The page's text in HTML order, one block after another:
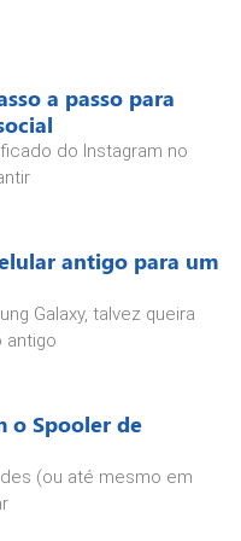
a passo para
do Instagram no
antigo para um
Galaxy, talvez queira
antigo
o Spooler de
(ou até mesmo em